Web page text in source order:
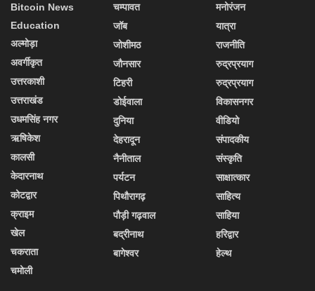
Bitcoin News
Education
अल्मोड़ा
अवर्गीकृत
उत्तरकाशी
उत्तराखंड
उधमसिंह नगर
ऋषिकेश
कालसी
केदारनाथ
कोटद्वार
क्राइम
खेल
चकराता
चमोली
चम्पावत
जॉब
जोशीमठ
जौनसार
टिहरी
डोईवाला
दुनिया
देहरादून
नैनीताल
पर्यटन
पिथौरागढ़
पौड़ी गढ़वाल
बद्रीनाथ
बागेश्वर
मनोरंजन
यात्रा
राजनीति
रुद्रप्रयाग
रुद्रप्रयाग
विकासनगर
वीडियो
संपादकीय
संस्कृति
साक्षात्कार
साहित्य
साहिया
हरिद्वार
हेल्थ